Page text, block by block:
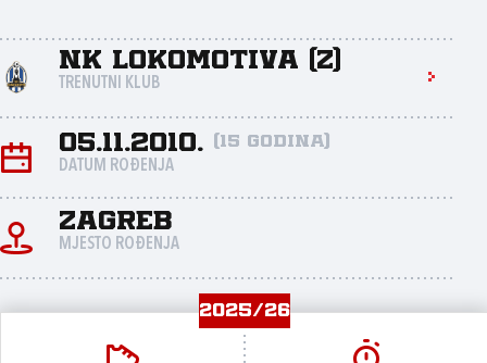
NK Lokomotiva (Z)
TRENUTNI KLUB
05.11.2010. (15 godina)
DATUM ROĐENJA
Zagreb
MJESTO ROĐENJA
2025/26